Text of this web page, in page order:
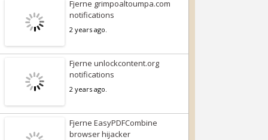
Fjerne grimpoaltoumpa.com
notifications
2 years ago.
Fjerne unlockcontent.org
notifications
2 years ago.
Fjerne EasyPDFCombine
browser hijacker